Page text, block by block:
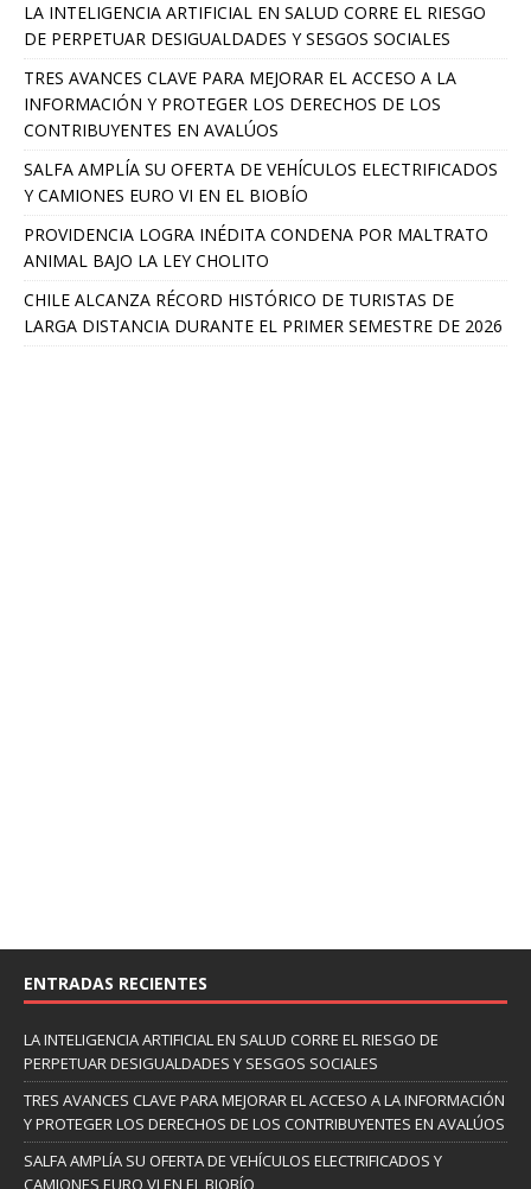
LA INTELIGENCIA ARTIFICIAL EN SALUD CORRE EL RIESGO
DE PERPETUAR DESIGUALDADES Y SESGOS SOCIALES
TRES AVANCES CLAVE PARA MEJORAR EL ACCESO A LA
INFORMACIÓN Y PROTEGER LOS DERECHOS DE LOS
CONTRIBUYENTES EN AVALÚOS
SALFA AMPLÍA SU OFERTA DE VEHÍCULOS ELECTRIFICADOS
Y CAMIONES EURO VI EN EL BIOBÍO
PROVIDENCIA LOGRA INÉDITA CONDENA POR MALTRATO
ANIMAL BAJO LA LEY CHOLITO
CHILE ALCANZA RÉCORD HISTÓRICO DE TURISTAS DE
LARGA DISTANCIA DURANTE EL PRIMER SEMESTRE DE 2026
ENTRADAS RECIENTES
LA INTELIGENCIA ARTIFICIAL EN SALUD CORRE EL RIESGO DE
PERPETUAR DESIGUALDADES Y SESGOS SOCIALES
TRES AVANCES CLAVE PARA MEJORAR EL ACCESO A LA INFORMACIÓN
Y PROTEGER LOS DERECHOS DE LOS CONTRIBUYENTES EN AVALÚOS
SALFA AMPLÍA SU OFERTA DE VEHÍCULOS ELECTRIFICADOS Y